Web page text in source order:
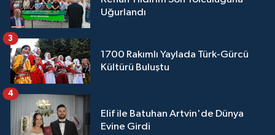
Uğurlandı
1700 Rakımlı Yaylada Türk-Gürcü
Kültürü Buluştu
3
Elif ile Batuhan Artvin'de Dünya
Evine Girdi
4